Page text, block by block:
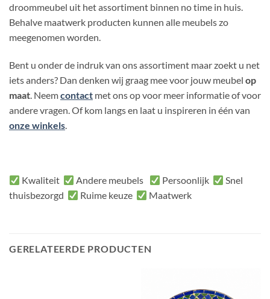
droommeubel uit het assortiment binnen no time in huis.
Behalve maatwerk producten kunnen alle meubels zo
meegenomen worden.
Bent u onder de indruk van ons assortiment maar zoekt u net
iets anders? Dan denken wij graag mee voor jouw meubel op
maat . Neemcontact met ons op voor meer informatie of voor
andere vragen. Of kom langs en laat u inspireren in één van
onze winkels
Kwaliteit Andere meubels Persoonlijk
Snel
thuisbezorgd
Ruime keuze Maatwerk
GERELATEERDE PRODUCTEN